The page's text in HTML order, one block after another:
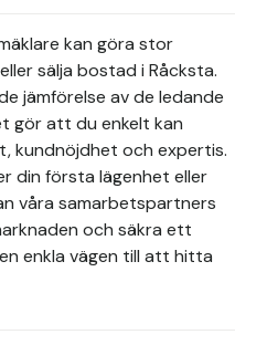
kan göra stor
sälja bostad i Råcksta.
jämförelse av de ledande
gör att du enkelt kan
kundnöjdhet och expertis.
din första lägenhet eller
våra samarbetspartners
och säkra ett
enkla vägen till att hitta